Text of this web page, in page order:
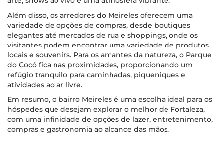
Além disso, os arredores do Meireles oferecem uma
variedade de opções de compras, desde boutiques
elegantes até mercados de rua e shoppings, onde os
visitantes podem encontrar uma variedade de produtos
locais e souvenirs. Para os amantes da natureza, o Parque
do Cocó fica nas proximidades, proporcionando um
refúgio tranquilo para caminhadas, piqueniques e
atividades ao ar livre.
Em resumo, o bairro Meireles é uma escolha ideal para os
hóspedes que desejam explorar o melhor de Fortaleza,
com uma infinidade de opções de lazer, entretenimento,
compras e gastronomia ao alcance das mãos.